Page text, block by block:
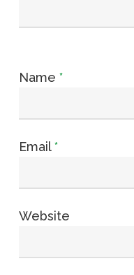
Name *
Email*
Website